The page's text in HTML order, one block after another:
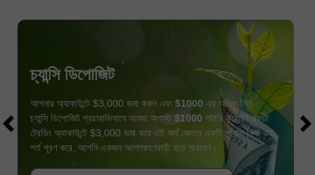
চ্যান্সি ডিপোজিট
আপনার অ্যাকাউন্টে $3,000 জমা করুন এবং $1000 এর অধিক নিন!
চ্যান্সি ডিপোজিট প্রচারাভিযানে আমরা অগাস্ট $1000 লটারি করেছি! একটি
ট্রেডিং অ্যাকাউন্টে $3,000 জমা করে এই অর্থ জেতার একটি সুযোগ নিন! এই
শর্ত পূরণ করে, আপনি একজন অংশগ্রহণকারী হতে পারবেন।
প্রতিযোগীতায় অংশগ্রহণ করুন